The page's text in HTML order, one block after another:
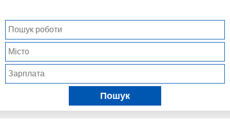
Пошук